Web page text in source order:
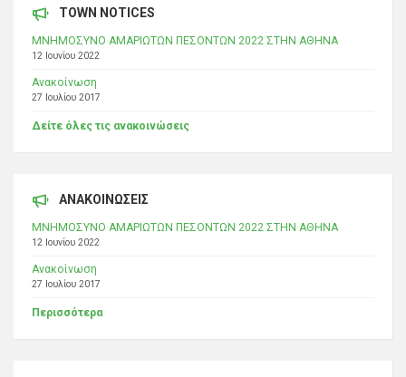
TOWN NOTICES
ΜΝΗΜΟΣΥΝΟ ΑΜΑΡΙΩΤΩΝ ΠΕΣΟΝΤΩΝ 2022 ΣΤΗΝ ΑΘΗΝΑ
12 Ιουνίου 2022
Ανακοίνωση
27 Ιουλίου 2017
Δείτε όλες τις ανακοινώσεις
ΑΝΑΚΟΙΝΩΣΕΙΣ
ΜΝΗΜΟΣΥΝΟ ΑΜΑΡΙΩΤΩΝ ΠΕΣΟΝΤΩΝ 2022 ΣΤΗΝ ΑΘΗΝΑ
12 Ιουνίου 2022
Ανακοίνωση
27 Ιουλίου 2017
Περισσότερα